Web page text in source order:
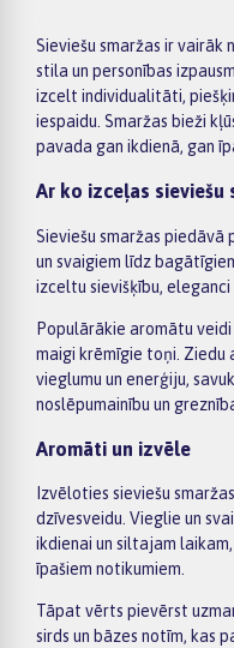
Sieviešu smaržas ir vairāk
stila un personības
izcelt individualitāti,
iespaidu. Smaržas bieži
pavada gan ikdienā, gan
Ar ko izceļas sieviešu
Sieviešu smaržas piedāvā
un svaigiem līdz
izceltu sievišķību, eleganci
Populārākie aromātu
maigi krēmīgie toņi. Ziedu
vieglumu un enerģiju,
noslēpumainību un
Aromāti un izvēle
Izvēloties sieviešu
dzīvesveidu. Vieglie un
ikdienai un siltajam
īpašiem notikumiem.
Tāpat vērts pievērst
sirds un bāzes notīm, kas